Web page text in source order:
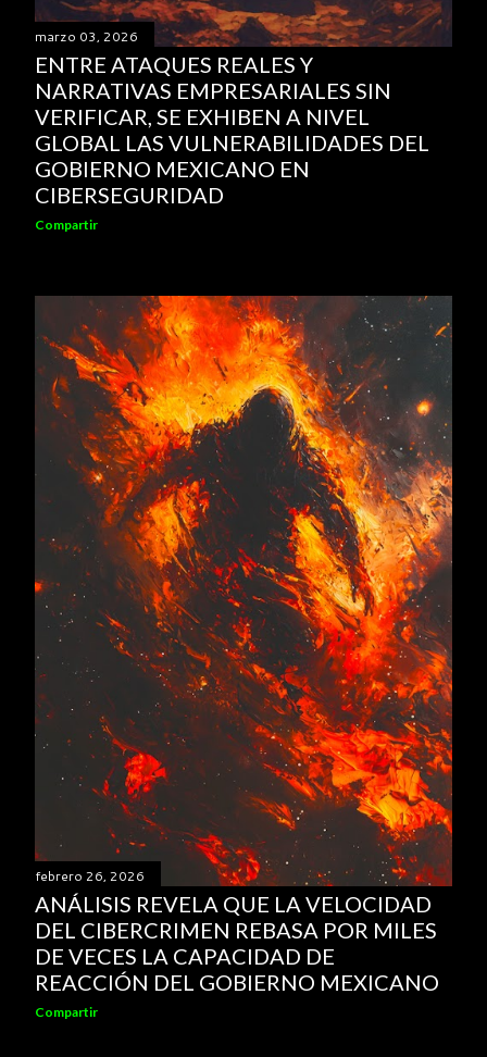
marzo 03, 2026
ENTRE ATAQUES REALES Y
NARRATIVAS EMPRESARIALES SIN
VERIFICAR, SE EXHIBEN A NIVEL
GLOBAL LAS VULNERABILIDADES DEL
GOBIERNO MEXICANO EN
CIBERSEGURIDAD
Compartir
febrero 26, 2026
ANÁLISIS REVELA QUE LA VELOCIDAD
DEL CIBERCRIMEN REBASA POR MILES
DE VECES LA CAPACIDAD DE
REACCIÓN DEL GOBIERNO MEXICANO
Compartir